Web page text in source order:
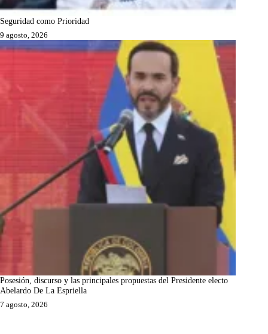
Seguridad como Prioridad
9 agosto, 2026
Posesión, discurso y las principales propuestas del Presidente electo
Abelardo De La Espriella
7 agosto, 2026